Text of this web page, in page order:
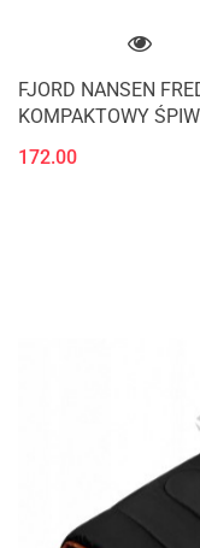
FJORD NANSEN
KOMPAKTOWY
172.00